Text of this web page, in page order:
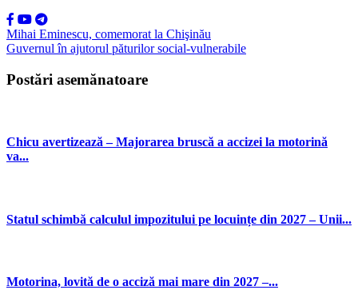
Mihai Eminescu, comemorat la Chişinău
Guvernul în ajutorul păturilor social-vulnerabile
Postări asemănatoare
Chicu avertizează – Majorarea bruscă a accizei la motorină
va...
Statul schimbă calculul impozitului pe locuințe din 2027 – Unii...
Motorina, lovită de o acciză mai mare din 2027 –...